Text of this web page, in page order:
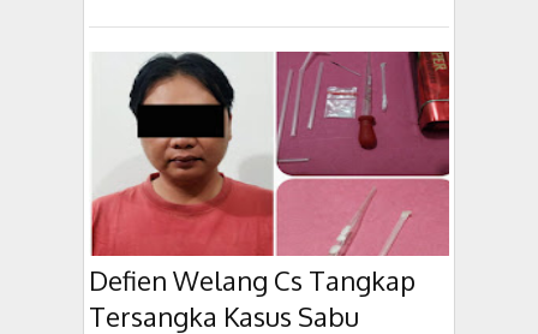
Defien Welang Cs Tangkap
Tersangka Kasus Sabu